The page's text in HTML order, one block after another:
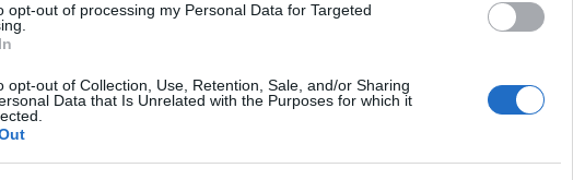
opt-out of processing my Personal Data for Targeted
opt-out of Collection, Use, Retention, Sale, and/or Sharing
Data that Is Unrelated with the Purposes for which it
fianco, oltre alle sante parole del Papa,
dalla
e documentazione,
doppia tenaglia, oltre a far salpare un
nonché sindaco di Ferrara,